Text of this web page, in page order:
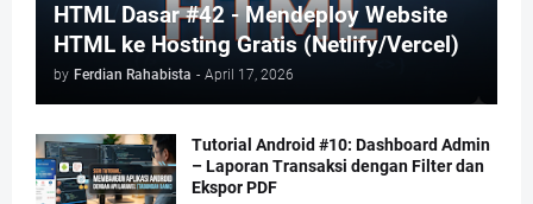
HTML Dasar #42 - Mendeploy Website
HTML ke Hosting Gratis (Netlify/Vercel)
by Ferdian Rahabista - April 17, 2026
Tutorial Android #10: Dashboard Admin
– Laporan Transaksi dengan Filter dan
Ekspor PDF